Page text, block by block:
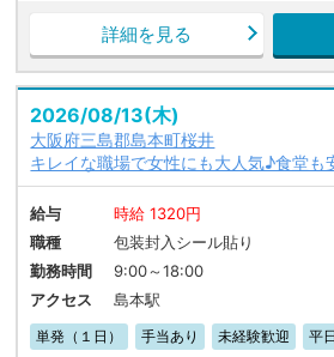
詳細を見る
2026/08/13(木)
大阪府三島郡島本町桜井
キレイな職場で女性にも大人気♪食堂も
給与
時給 1320円
職種
包装封入シール貼り
勤務時間
9:00～18:00
アクセス
島本駅
単発（１日） 手当あり 未経験歓迎 平